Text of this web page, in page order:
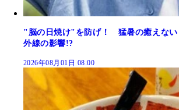
"脳の日焼け"を防げ！ 猛暑の癒えない
外線の影響!?
2026年08月01日 08:00